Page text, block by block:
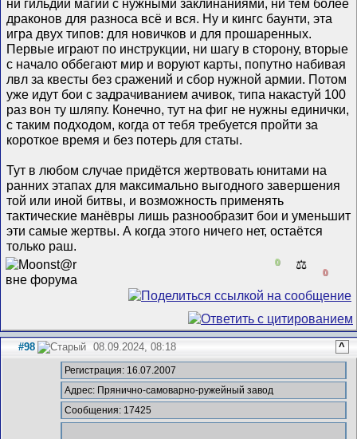
ни гильдии магии с нужными заклинаниями, ни тем более
драконов для разноса всё и вся. Ну и кингс баунти, эта
игра двух типов: для новичков и для прошаренных.
Первые играют по инструкции, ни шагу в сторону, вторые
с начало оббегают мир и воруют карты, попутно набивая
лвл за квесты без сражений и сбор нужной армии. Потом
уже идут бои с задрачиванием ачивок, типа накастуй 100
раз вон ту шляпу. Конечно, тут на фиг не нужны единички,
с таким подходом, когда от тебя требуется пройти за
короткое время и без потерь для статы.
Тут в любом случае придётся жертвовать юнитами на
ранних этапах для максимально выгодного завершения
той или иной битвы, и возможность применять
тактические манёвры лишь разнообразит бои и уменьшит
эти самые жертвы. А когда этого ничего нет, остаётся
только раш.
0 ⚖️
0
#98 08.09.2024, 08:18 ^
Регистрация: 16.07.2007
Адрес: Прянично-самоварно-ружейный завод
Сообщения: 17425